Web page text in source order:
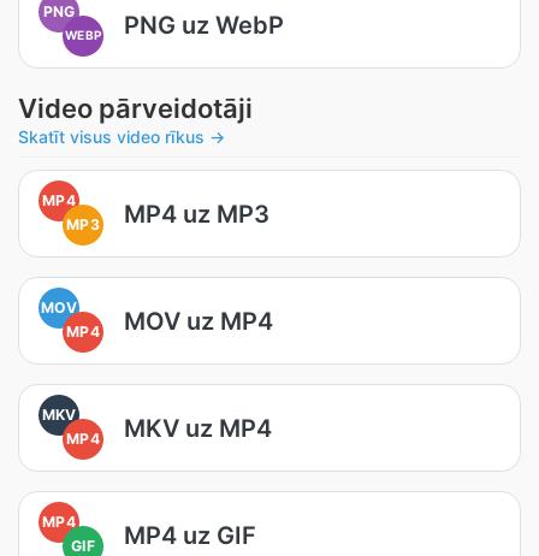
PNG
WEBP PNG uz WebP
Video pārveidotāji
Skatīt visus video rīkus →
MP4
MP3
MP4 uz MP3
MOV
MP4
MOV uz MP4
MKV
MP4
MKV uz MP4
MP4
GIF
MP4 uz GIF